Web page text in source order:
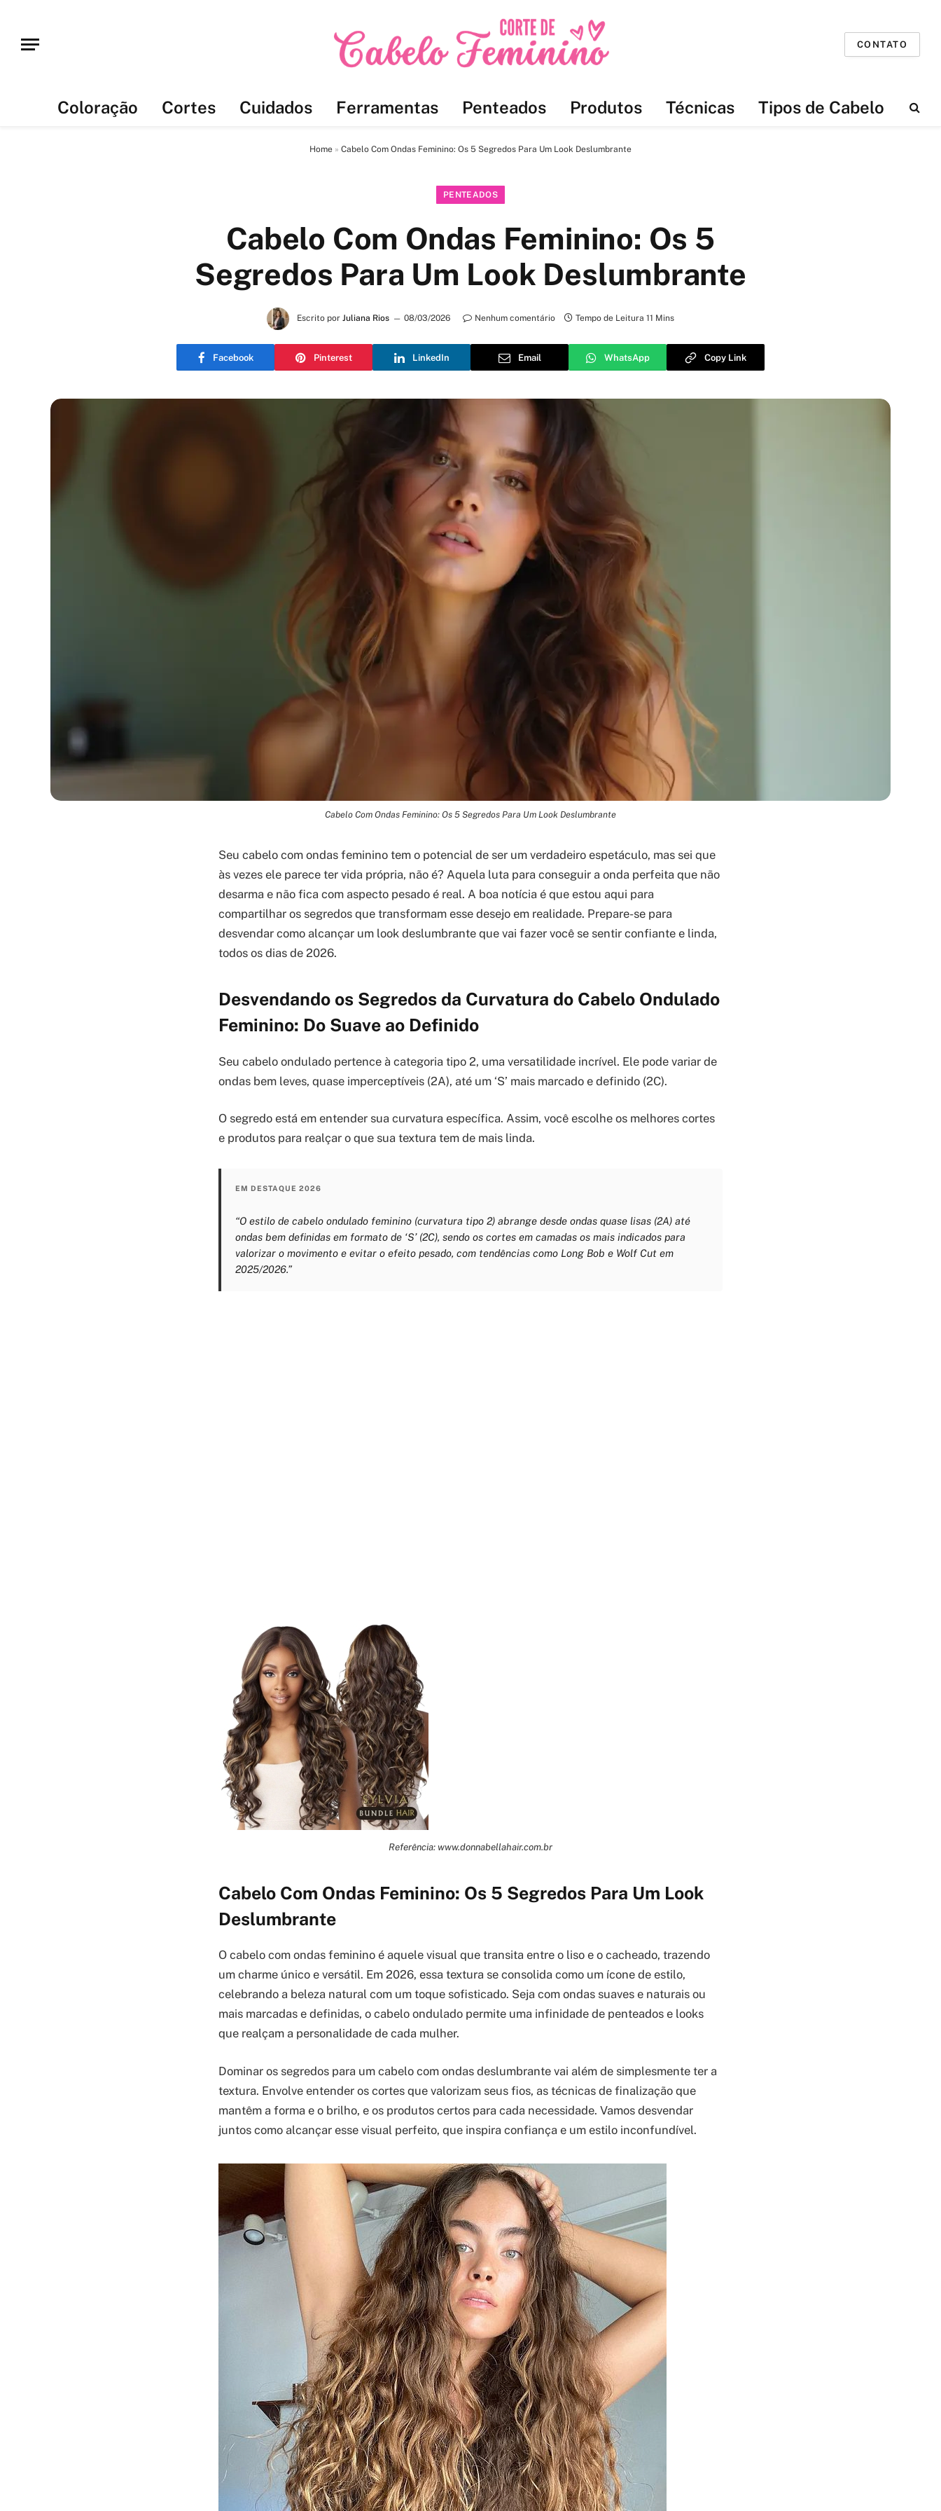
CONTATO
Coloração Cortes Cuidados Ferramentas Penteados Produtos Técnicas Tipos de Cabelo
Home » Cabelo Com Ondas Feminino: Os 5 Segredos Para Um Look Deslumbrante
PENTEADOS
Cabelo Com Ondas Feminino: Os 5
Segredos Para Um Look Deslumbrante
Escrito por Juliana Rios 08/03/2026 Nenhum comentário Tempo de Leitura 11 Mins
Facebook Pinterest LinkedIn Email WhatsApp Copy Link
Cabelo Com Ondas Feminino: Os 5 Segredos Para Um Look Deslumbrante
Seu cabelo com ondas feminino tem o potencial de ser um verdadeiro espetáculo, mas sei que
às vezes ele parece ter vida própria, não é? Aquela luta para conseguir a onda perfeita que não
desarma e não fica com aspecto pesado é real. A boa notícia é que estou aqui para
compartilhar os segredos que transformam esse desejo em realidade. Prepare-se para
desvendar como alcançar um look deslumbrante que vai fazer você se sentir confiante e linda,
todos os dias de 2026.
Desvendando os Segredos da Curvatura do Cabelo Ondulado
Feminino: Do Suave ao Definido
Seu cabelo ondulado pertence à categoria tipo 2, uma versatilidade incrível. Ele pode variar de
ondas bem leves, quase imperceptíveis (2A), até um ‘S’ mais marcado e definido (2C).
O segredo está em entender sua curvatura específica. Assim, você escolhe os melhores cortes
e produtos para realçar o que sua textura tem de mais linda.
EM DESTAQUE 2026
“O estilo de cabelo ondulado feminino (curvatura tipo 2) abrange desde ondas quase lisas (2A) até
ondas bem definidas em formato de ‘S’ (2C), sendo os cortes em camadas os mais indicados para
valorizar o movimento e evitar o efeito pesado, com tendências como Long Bob e Wolf Cut em
2025/2026.”
Referência: www.donnabellahair.com.br
Cabelo Com Ondas Feminino: Os 5 Segredos Para Um Look
Deslumbrante
O cabelo com ondas feminino é aquele visual que transita entre o liso e o cacheado, trazendo
um charme único e versátil. Em 2026, essa textura se consolida como um ícone de estilo,
celebrando a beleza natural com um toque sofisticado. Seja com ondas suaves e naturais ou
mais marcadas e definidas, o cabelo ondulado permite uma infinidade de penteados e looks
que realçam a personalidade de cada mulher.
Dominar os segredos para um cabelo com ondas deslumbrante vai além de simplesmente ter a
textura. Envolve entender os cortes que valorizam seus fios, as técnicas de finalização que
mantêm a forma e o brilho, e os produtos certos para cada necessidade. Vamos desvendar
juntos como alcançar esse visual perfeito, que inspira confiança e um estilo inconfundível.